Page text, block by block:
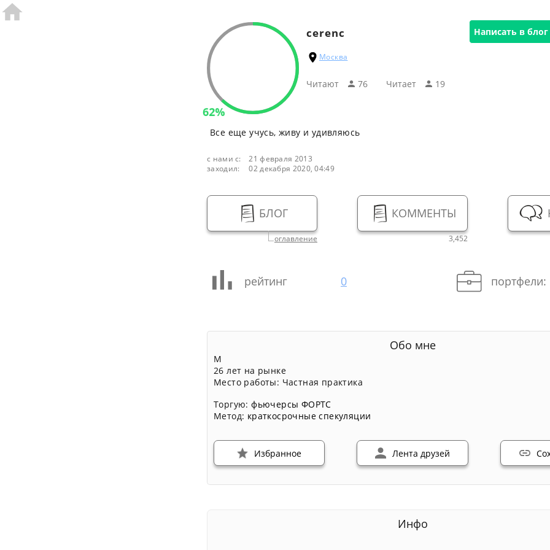
62%
cerenc
Москва
Читают 76 Читаeт 19
Написать в блог
Все еще учусь, живу и удивляюсь
с нами с:
21 февраля 2013
заходил:
02 декабря 2020, 04:49
БЛОГ
оглавление
КОММЕНТЫ
3,452
рейтинг 0 портфели:
Обо мне
М
26 лет на рынке
Место работы: Частная практика
Торгую:фьючерсы ФОРТС
Метод: краткосрочные спекуляции
Избранное Лента друзей
Инфо